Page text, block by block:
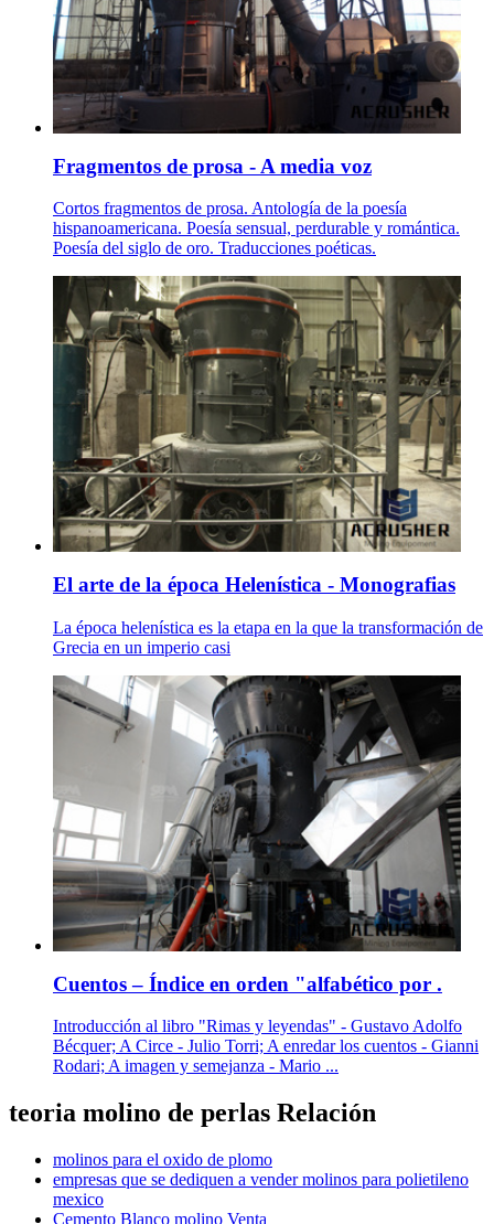
Fragmentos de prosa - A media voz
Cortos fragmentos de prosa. Antología de la poesía
hispanoamericana. Poesía sensual, perdurable y romántica.
Poesía del siglo de oro. Traducciones poéticas.
El arte de la época Helenística - Monografias
La época helenística es la etapa en la que la transformación de
Grecia en un imperio casi
Cuentos – Índice en orden "alfabético por .
Introducción al libro "Rimas y leyendas" - Gustavo Adolfo
Bécquer; A Circe - Julio Torri; A enredar los cuentos - Gianni
Rodari; A imagen y semejanza - Mario ...
teoria molino de perlas Relación
molinos para el oxido de plomo
empresas que se dediquen a vender molinos para polietileno
mexico
Cemento Blanco molino Venta